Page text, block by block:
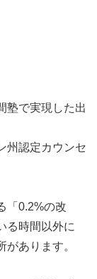
で実現した出
州認定カウンセ
「0.2%の改
る時間以外に
あります。